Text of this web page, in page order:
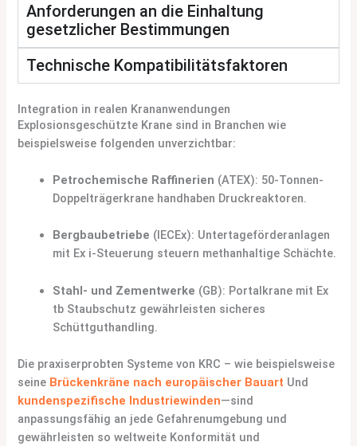
Anforderungen an die Einhaltung
gesetzlicher Bestimmungen
Technische Kompatibilitätsfaktoren
Integration in realen Krananwendungen
Explosionsgeschützte Krane sind in Branchen wie
beispielsweise folgenden unverzichtbar:
Petrochemische Raffinerien (ATEX): 50-Tonnen-
Doppelträgerkrane handhaben Druckreaktoren.
Bergbaubetriebe (IECEx): Untertageförderanlagen
mit Ex i-Steuerung steuern methanhaltige Schächte.
Stahl- und Zementwerke (GB): Portalkrane mit Ex
tb Staubschutz gewährleisten sicheres
Schüttguthandling.
Die praxiserprobten Systeme von KRC – wie beispielsweise
seine Brückenkräne nach europäischer Bauart Und
kundenspezifische Industriewinden—sind
anpassungsfähig an jede Gefahrenumgebung und
gewährleisten so weltweite Konformität und